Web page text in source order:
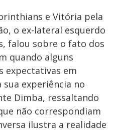
e Vitória pela
o ex-lateral esquerdo
falou sobre o fato dos
quando alguns
expectativas em
experiência no
Dimba, ressaltando
não correspondiam
ilustra a realidade